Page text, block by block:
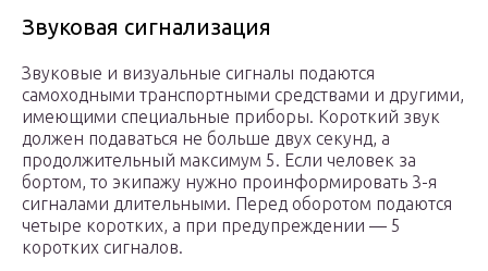
Звуковая сигнализация
Звуковые и визуальные сигналы подаются
самоходными транспортными средствами и другими,
имеющими специальные приборы. Короткий звук
должен подаваться не больше двух секунд, а
продолжительный максимум 5. Если человек за
бортом, то экипажу нужно проинформировать 3-я
сигналами длительными. Перед оборотом подаются
четыре коротких, а при предупреждении — 5
коротких сигналов.